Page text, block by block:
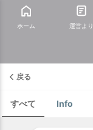
ホーム 運営より
戻る
すべて Info